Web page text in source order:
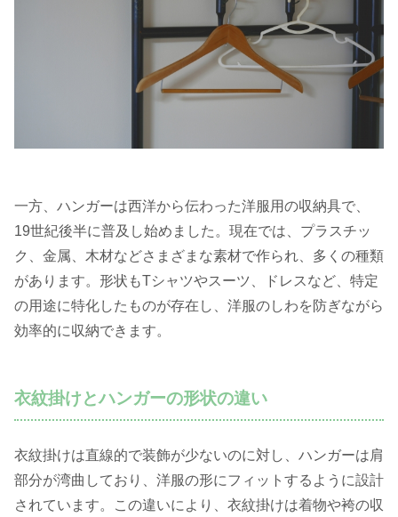
一方、ハンガーは西洋から伝わった洋服用の収納具で、
19世紀後半に普及し始めました。現在では、プラスチッ
ク、金属、木材などさまざまな素材で作られ、多くの種類
があります。形状もTシャツやスーツ、ドレスなど、特定
の用途に特化したものが存在し、洋服のしわを防ぎながら
効率的に収納できます。
衣紋掛けとハンガーの形状の違い
衣紋掛けは直線的で装飾が少ないのに対し、ハンガーは肩
部分が湾曲しており、洋服の形にフィットするように設計
されています。この違いにより、衣紋掛けは着物や袴の収